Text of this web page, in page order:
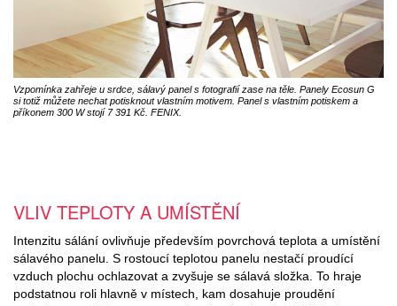
Vzpomínka zahřeje u srdce, sálavý panel s fotografií zase na těle. Panely Ecosun G
si totiž můžete nechat potisknout vlastním motivem. Panel s vlastním potiskem a
příkonem 300 W stojí 7 391 Kč. FENIX.
VLIV TEPLOTY A UMÍSTĚNÍ
Intenzitu sálání ovlivňuje především povrchová teplota a umístění
sálavého panelu. S rostoucí teplotou panelu nestačí proudící
vzduch plochu ochlazovat a zvyšuje se sálavá složka. To hraje
podstatnou roli hlavně v místech, kam dosahuje proudění